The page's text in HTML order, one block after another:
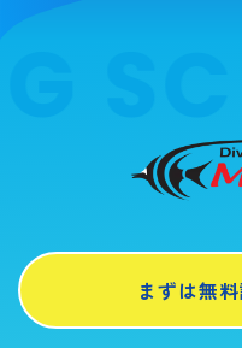
まずは無